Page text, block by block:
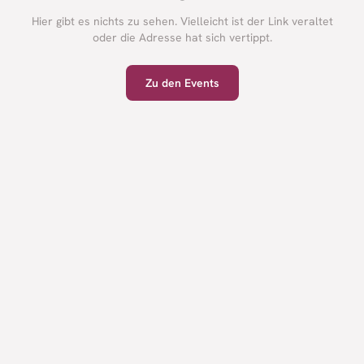
Hier gibt es nichts zu sehen. Vielleicht ist der Link veraltet
oder die Adresse hat sich vertippt.
Zu den Events